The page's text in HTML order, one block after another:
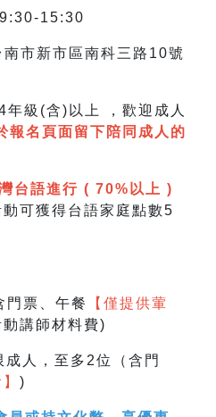
15:30
市新市區南科三路10號
年級(含)以上 ， 歡迎成人
報名頁面留下陪同成人的
台語進行 ( 70%以上 )
動可獲得台語家庭點數5
票、午餐
【僅提供葷
動講師材料費)
人，至多2位（含門
)